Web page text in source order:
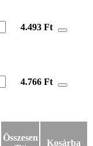
4.493 Ft
4.766 Ft
Összesen
Kosárba